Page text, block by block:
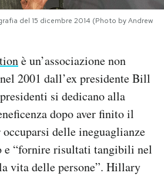
del 15 dicembre 2014 (Photo by Andrew
è un’associazione non
2001 dall’ex presidente Bill
si dedicano alla
dopo aver finito il
delle ineguaglianze
e “fornire risultati tangibili nel
vita delle persone”. Hillary